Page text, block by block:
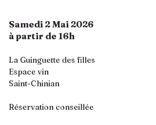
Samedi 2 Mai 2026
à partir de 16h
La Guinguette des filles
Espace vin
Saint-Chinian
Réservation conseillée